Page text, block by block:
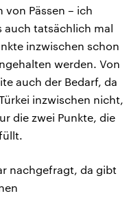
Pässen – ich
auch tatsächlich mal
inzwischen schon
werden. Von
auch der Bedarf, da
inzwischen nicht,
die zwei Punkte, die
nachgefragt, da gibt